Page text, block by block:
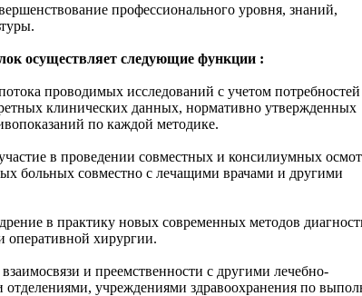
профессионального уровня, знаний,
осуществляет следующие функции :
проводимых исследований с учетом потребностей
клинических данных, нормативно утвержденных
по каждой методике.
в проведении совместных и консилиумных
больных совместно с лечащими врачами и другими
в практику новых современных методов
оперативной хирургии.
и преемственности с другими лечебно-
отделениями, учреждениями здравоохранения по